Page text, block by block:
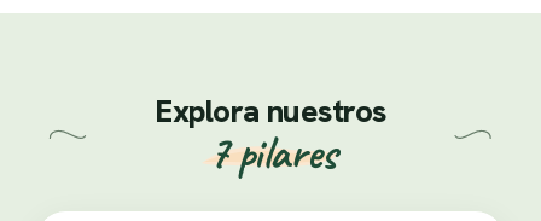
Explora nuestros
7 pilares